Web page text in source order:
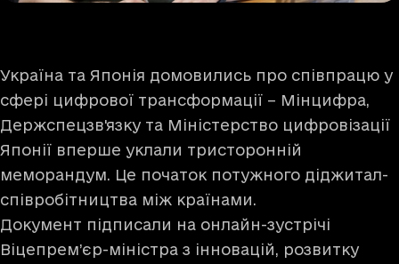
Україна та Японія домовились про співпрацю у
сфері цифрової трансформації – Мінцифра,
Держспецзв'язку та Міністерство цифровізації
Японії вперше уклали тристоронній
меморандум. Це початок потужного діджитал-
співробітництва між країнами.
Документ підписали на онлайн-зустрічі
Віцепрем’єр-міністра з інновацій, розвитку